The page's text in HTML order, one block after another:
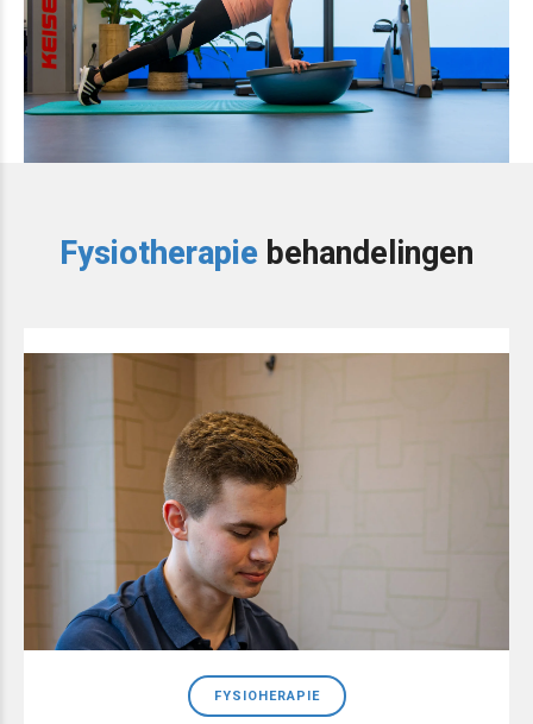
Fysiotherapie behandelingen
FYSIOHERAPIE